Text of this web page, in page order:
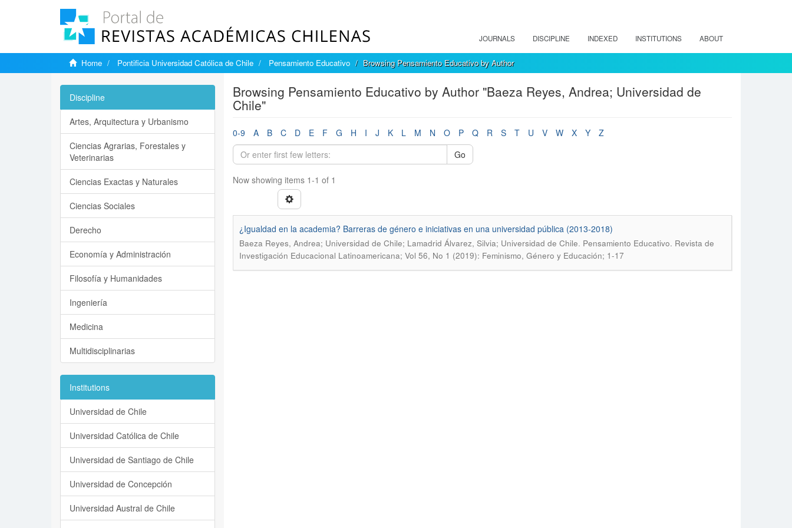
JOURNALS DISCIPLINE INDEXED INSTITUTIONS ABOUT
Home Pontificia Universidad Católica de Chile Pensamiento Educativo Browsing Pensamiento Educativo by Author
Browsing Pensamiento Educativo by Author "Baeza Reyes, Andrea; Universidad de
Chile"
0-9 A B C D E F G H I J K L M N O P Q R S T U V W X Y
Z
Go
Now showing items 1-1 of 1
¿Igualdad en la academia? Barreras de género e iniciativas en una universidad pública (2013-2018)
Baeza Reyes, Andrea; Universidad de Chile; Lamadrid Álvarez, Silvia; Universidad de Chile. Pensamiento Educativo. Revista de
Investigación Educacional Latinoamericana; Vol 56, No 1 (2019): Feminismo, Género y Educación; 1-17
Discipline
Artes, Arquitectura y Urbanismo
Ciencias Agrarias, Forestales y
Veterinarias
Ciencias Exactas y Naturales
Ciencias Sociales
Derecho
Economía y Administración
Filosofía y Humanidades
Ingeniería
Medicina
Multidisciplinarias
Institutions
Universidad de Chile
Universidad Católica de Chile
Universidad de Santiago de Chile
Universidad de Concepción
Universidad Austral de Chile